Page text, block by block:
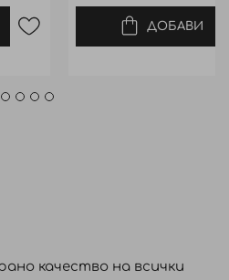
ДОБАВИ
качество на всички